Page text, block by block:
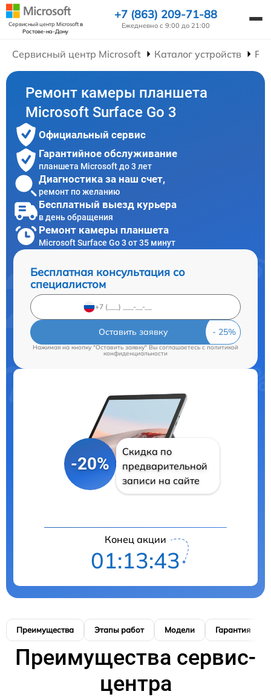
Сервисный центр Microsoftв
Ростове-на-Дону
+7 (863) 209-71-88
Ежедневно с 9:00 до 21:00
Сервисный центр Microsoft Каталог устройств
Ремонт камеры планшета
Microsoft Surface Go 3
Официальный сервис
Гарантийное обслуживание
планшета Microsoft до 3 лет
Диагностика за наш счет,
ремонт по желанию
Бесплатный выезд курьера
в день обращения
Ремонт камеры планшета
Microsoft Surface Go 3 от 35 минут
Бесплатная консультация со
специалистом
Оставить заявку
Нажимая на кнопку "Оставить заявку" Вы соглашаетесь cполитикой
конфиденциальности
-20%
Скидка по
предварительной
записи на сайте
Конец акции
01:13:42
Преимущества Этапы работ Модели Гарантия
Преимущества сервис-
центра